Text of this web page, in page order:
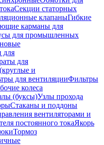
Секции статорных
клапаныГибкие
карманы для
для промышленных
для
для
и
для вентиляцииФильтры
колеса
(буксы)Узлы прохода
Стаканы и поддоны
вентиляторами и
постоянного токаЯкорь
Тормоз